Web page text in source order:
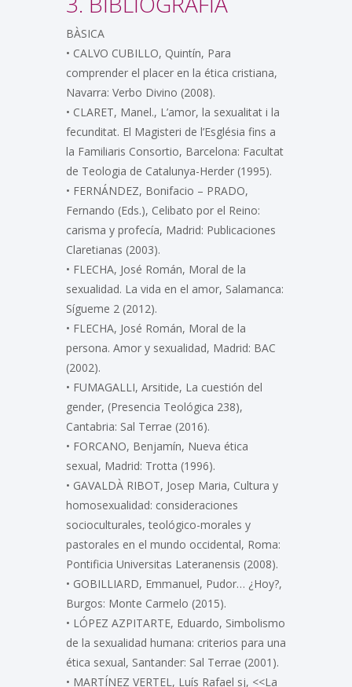
BÀSICA
• CALVO CUBILLO, Quintín, Para
comprender el placer en la ética cristiana,
Navarra: Verbo Divino (2008).
• CLARET, Manel., L’amor, la sexualitat i la
fecunditat. El Magisteri de l’Església fins a
la Familiaris Consortio, Barcelona: Facultat
de Teologia de Catalunya-Herder (1995).
• FERNÁNDEZ, Bonifacio – PRADO,
Fernando (Eds.), Celibato por el Reino:
carisma y profecía, Madrid: Publicaciones
Claretianas (2003).
• FLECHA, José Román, Moral de la
sexualidad. La vida en el amor, Salamanca:
Sígueme 2 (2012).
• FLECHA, José Román, Moral de la
persona. Amor y sexualidad, Madrid: BAC
(2002).
• FUMAGALLI, Arsitide, La cuestión del
gender, (Presencia Teológica 238),
Cantabria: Sal Terrae (2016).
• FORCANO, Benjamín, Nueva ética
sexual, Madrid: Trotta (1996).
• GAVALDÀ RIBOT, Josep Maria, Cultura y
homosexualidad: consideraciones
socioculturales, teológico-morales y
pastorales en el mundo occidental, Roma:
Pontificia Universitas Lateranensis (2008).
• GOBILLIARD, Emmanuel, Pudor… ¿Hoy?,
Burgos: Monte Carmelo (2015).
• LÓPEZ AZPITARTE, Eduardo, Simbolismo
de la sexualidad humana: criterios para una
ética sexual, Santander: Sal Terrae (2001).
• MARTÍNEZ VERTEL, Luís Rafael sj, <<La